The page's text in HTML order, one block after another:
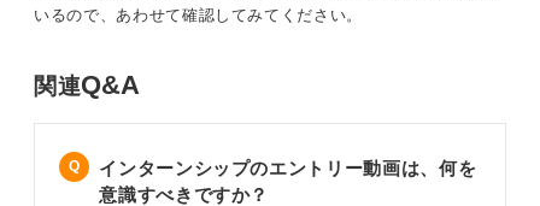
いるので、あわせて確認してみてください。
関連Q&A
インターンシップのエントリー動画は、何を
意識すべきですか？